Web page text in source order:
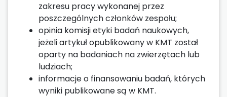
zakresu pracy wykonanej przez
poszczególnych członków zespołu;
opinia komisji etyki badań naukowych,
jeżeli artykuł opublikowany w KMT został
oparty na badaniach na zwierzętach lub
ludziach;
informacje o finansowaniu badań, których
wyniki publikowane są w KMT.